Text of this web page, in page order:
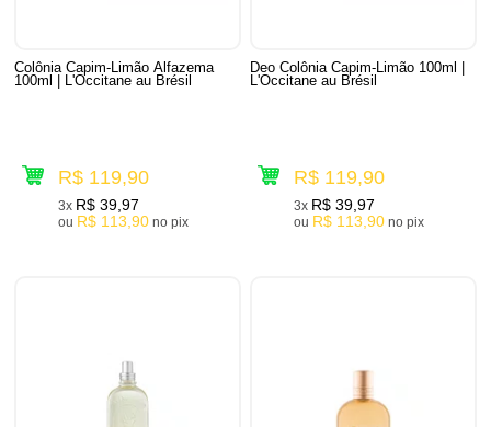
Colônia Capim-Limão Alfazema
100ml | L'Occitane au Brésil
R$ 119,90
3x R$ 39,97
ou R$ 113,90 no pix
Deo Colônia Capim-Limão 100ml |
L'Occitane au Brésil
R$ 119,90
3x R$ 39,97
ou R$ 113,90 no pix